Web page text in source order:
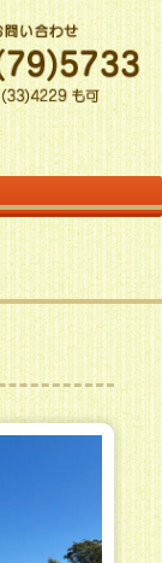
！高麗山が見える閑静
ています